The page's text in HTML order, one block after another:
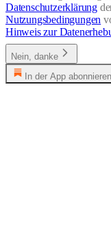
Datenschutzerklärung
Nutzungsbedingungen
Hinweis zur
Nein, danke
In der App abonnieren